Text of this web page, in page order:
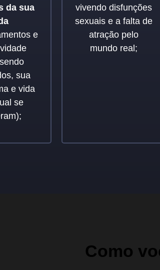
da sua
e
sua
e vida
se
vivendo disfunções
sexuais e a falta de
atração pelo
mundo real;
Como